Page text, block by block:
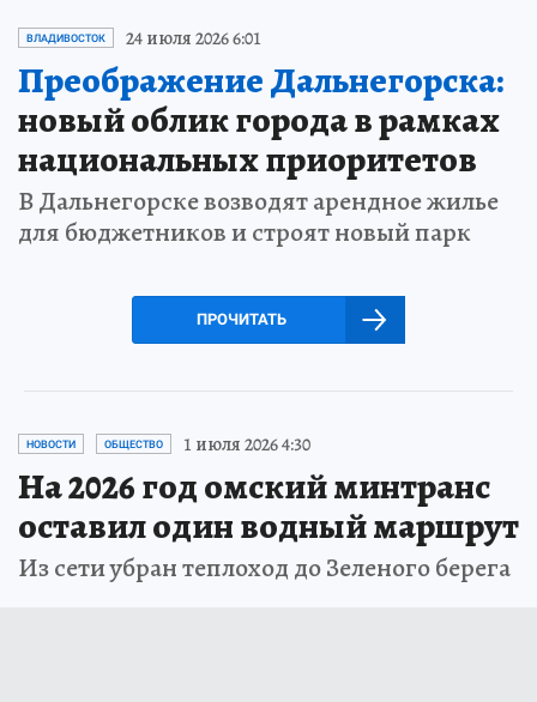
ВЛАДИВОСТОК 24 июля 2026 6:01
Преображение Дальнегорска:
новый облик города в рамках
национальных приоритетов
В Дальнегорске возводят арендное жилье
для бюджетников и строят новый парк
ПРОЧИТАТЬ
НОВОСТИ ОБЩЕСТВО 1 июля 2026 4:30
На 2026 год омский минтранс
оставил один водный маршрут
Из сети убран теплоход до Зеленого берега